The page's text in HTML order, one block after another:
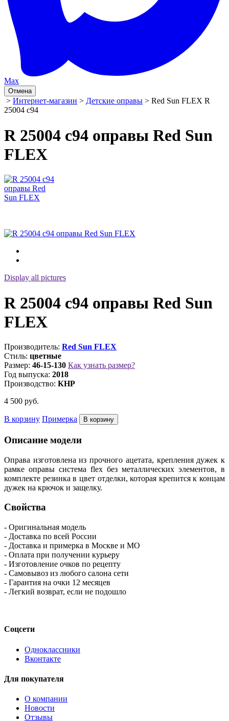
Max
Отмена
> Интернет-магазин > Детские оправы > Red Sun FLEX R
25004 c94
R 25004 c94 оправы Red Sun
FLEX
Display all pictures
R 25004 c94 оправы Red Sun
FLEX
Производитель: Red Sun FLEX
Стиль: цветные
Размер: 46-15-130 Как узнать размер?
Год выпуска: 2018
Производство: КНР
4 500 руб.
В корзину Примерка
Описание модели
Оправа изготовлена из прочного ацетата, крепления дужек к
рамке оправы система flex без металлических элементов, в
комплекте резинка в цвет отделки, которая крепится к концам
дужек на крючок и защелку.
Свойства
- Оригинальная модель
- Доставка по всей России
- Доставка и примерка в Москве и МО
- Оплата при получении курьеру
- Изготовление очков по рецепту
- Самовывоз из любого салона сети
- Гарантия на очки 12 месяцев
- Легкий возврат, если не подошло
Соцсети
Одноклассники
Вконтакте
Для покупателя
О компании
Новости
Отзывы